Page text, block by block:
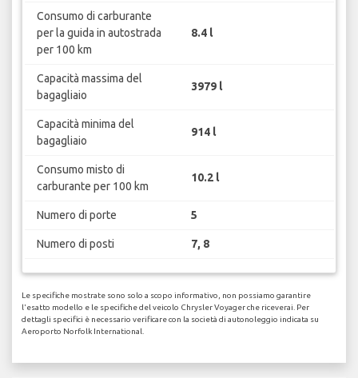
Consumo di carburante
per la guida in autostrada
per 100 km
8.4 l
Capacità massima del
bagagliaio
3979 l
Capacità minima del
bagagliaio
914 l
Consumo misto di
carburante per 100 km
10.2 l
Numero di porte 5
Numero di posti 7, 8
Le specifiche mostrate sono solo a scopo informativo, non possiamo garantire
l'esatto modello e le specifiche del veicolo Chrysler Voyager che riceverai. Per
dettagli specifici è necessario verificare con la società di autonoleggio indicata su
Aeroporto Norfolk International.